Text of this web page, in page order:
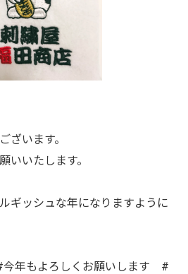
ざいます。
いいたします。
ギッシュな年になりますように
年もよろしくお願いします #